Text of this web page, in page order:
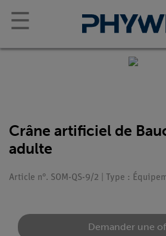
☰
Crâne artificiel de
adulte
Article n°. SOM-QS-9/2 | Type :
Demander une